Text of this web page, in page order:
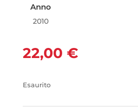
Anno
2010
22,00 €
Esaurito